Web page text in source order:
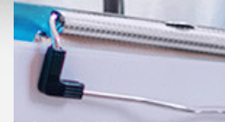
ย์
ลิ
สต์
แนะนำ